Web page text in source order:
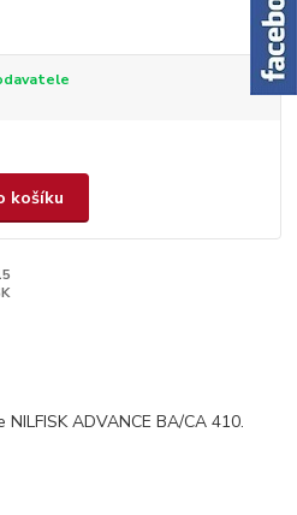
košíku
ADVANCE BA/CA 410.